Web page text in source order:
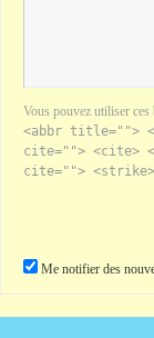
Vous pouvez utiliser ces
<abbr title="">
cite=""> <cite>
cite="">
Me notifier des